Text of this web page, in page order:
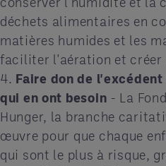
déchets alimentaires en
matières humides et les
faciliter l'aération et créer
4. Faire don de
qui en ont besoin - La
Hunger, la branche
œuvre pour que chaque
qui sont le plus à risque,